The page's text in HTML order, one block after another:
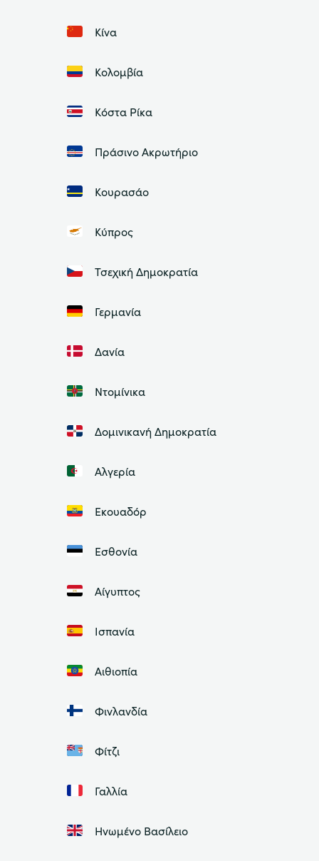
Κίνα
Κολομβία
Κόστα Ρίκα
Πράσινο Ακρωτήριο
Κουρασάο
Κύπρος
Τσεχική Δημοκρατία
Γερμανία
Δανία
Ντομίνικα
Δομινικανή Δημοκρατία
Αλγερία
Εκουαδόρ
Εσθονία
Αίγυπτος
Ισπανία
Αιθιοπία
Φινλανδία
Φίτζι
Γαλλία
Ηνωμένο Βασίλειο